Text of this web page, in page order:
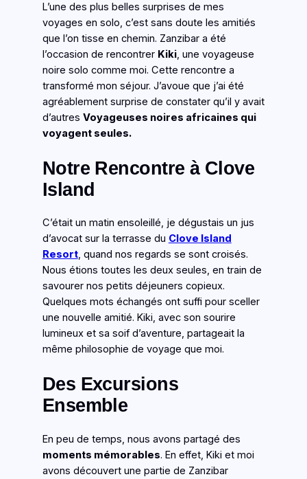
L’une des plus belles surprises de mes
voyages en solo, c’est sans doute les amitiés
que l’on tisse en chemin. Zanzibar a été
l’occasion de rencontrer Kiki, une voyageuse
noire solo comme moi. Cette rencontre a
transformé mon séjour. J’avoue que j’ai été
agréablement surprise de constater qu’il y avait
d’autres Voyageuses noires africaines qui
voyagent seules.
Notre Rencontre à Clove
Island
C’était un matin ensoleillé, je dégustais un jus
d’avocat sur la terrasse du Clove Island
Resort, quand nos regards se sont croisés.
Nous étions toutes les deux seules, en train de
savourer nos petits déjeuners copieux.
Quelques mots échangés ont suffi pour sceller
une nouvelle amitié. Kiki, avec son sourire
lumineux et sa soif d’aventure, partageait la
même philosophie de voyage que moi.
Des Excursions
Ensemble
En peu de temps, nous avons partagé des
moments mémorables. En effet, Kiki et moi
avons découvert une partie de Zanzibar